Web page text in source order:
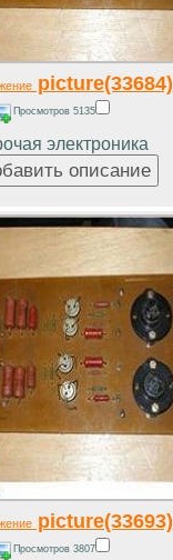
picture(33684)
Просмотров 5135
электроника
picture(33693)
Просмотров 3807